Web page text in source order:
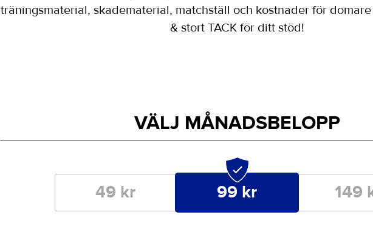
träningsmaterial, skadematerial, matchställ och kostnader för
& stort TACK för ditt stöd!
VÄLJ MÅNADSBELOPP
49 kr 99 kr 149